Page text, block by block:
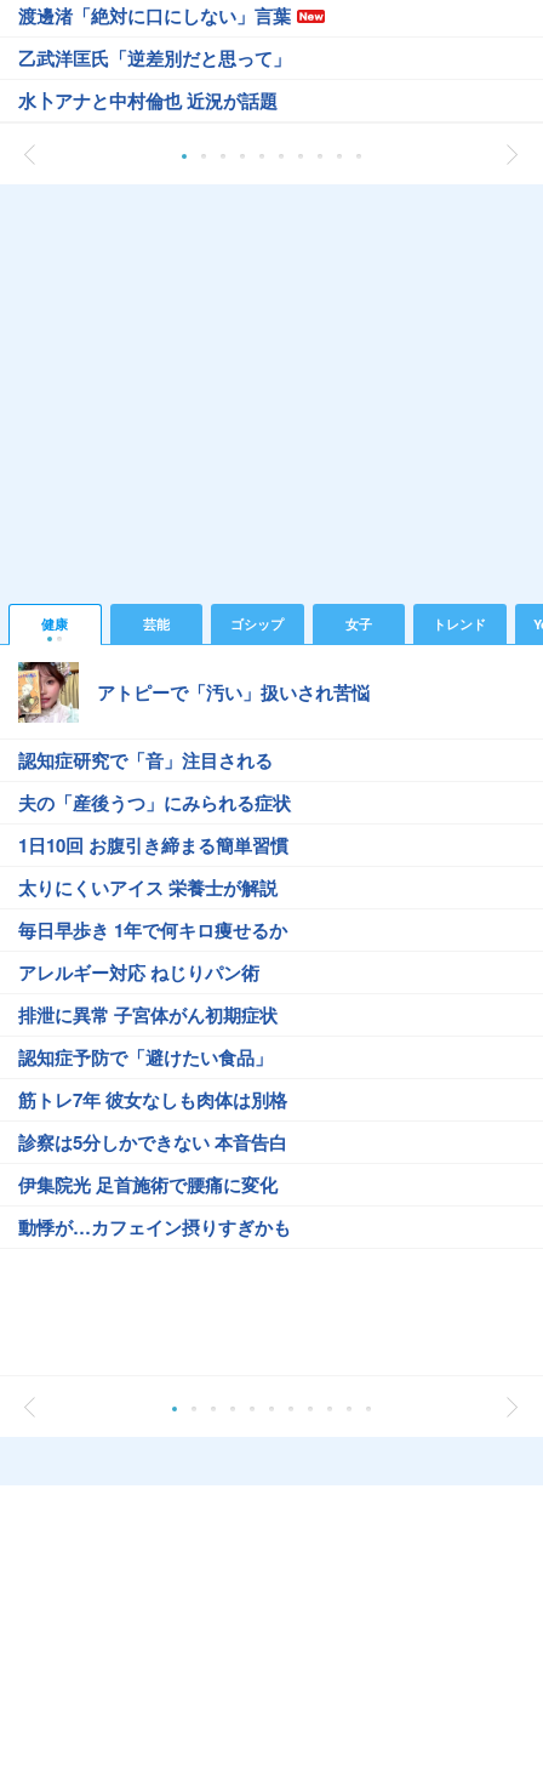
渡邊渚「絶対に口にしない」言葉
乙武洋匡氏「逆差別だと思って」
水卜アナと中村倫也 近況が話題
健康 芸能 ゴシップ 女子 トレンド
アトピーで「汚い」扱いされ苦悩
認知症研究で「音」注目される
夫の「産後うつ」にみられる症状
1日10回 お腹引き締まる簡単習慣
太りにくいアイス 栄養士が解説
毎日早歩き 1年で何キロ痩せるか
アレルギー対応 ねじりパン術
排泄に異常 子宮体がん初期症状
認知症予防で「避けたい食品」
筋トレ7年 彼女なしも肉体は別格
診察は5分しかできない 本音告白
伊集院光 足首施術で腰痛に変化
動悸が…カフェイン摂りすぎかも